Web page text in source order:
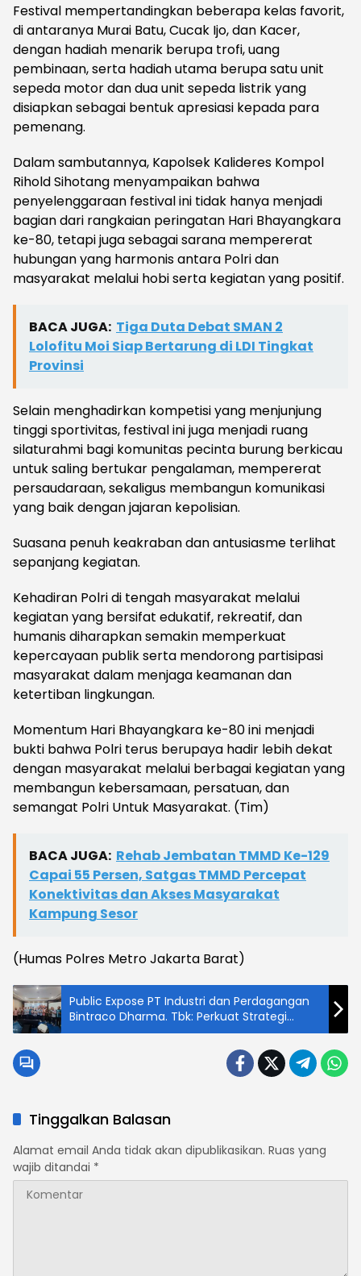
Festival mempertandingkan beberapa kelas favorit,
di antaranya Murai Batu, Cucak Ijo, dan Kacer,
dengan hadiah menarik berupa trofi, uang
pembinaan, serta hadiah utama berupa satu unit
sepeda motor dan dua unit sepeda listrik yang
disiapkan sebagai bentuk apresiasi kepada para
pemenang.
Dalam sambutannya, Kapolsek Kalideres Kompol
Rihold Sihotang menyampaikan bahwa
penyelenggaraan festival ini tidak hanya menjadi
bagian dari rangkaian peringatan Hari Bhayangkara
ke-80, tetapi juga sebagai sarana mempererat
hubungan yang harmonis antara Polri dan
masyarakat melalui hobi serta kegiatan yang positif.
BACA JUGA: Tiga Duta Debat SMAN 2
Lolofitu Moi Siap Bertarung di LDI Tingkat
Provinsi
Selain menghadirkan kompetisi yang menjunjung
tinggi sportivitas, festival ini juga menjadi ruang
silaturahmi bagi komunitas pecinta burung berkicau
untuk saling bertukar pengalaman, mempererat
persaudaraan, sekaligus membangun komunikasi
yang baik dengan jajaran kepolisian.
Suasana penuh keakraban dan antusiasme terlihat
sepanjang kegiatan.
Kehadiran Polri di tengah masyarakat melalui
kegiatan yang bersifat edukatif, rekreatif, dan
humanis diharapkan semakin memperkuat
kepercayaan publik serta mendorong partisipasi
masyarakat dalam menjaga keamanan dan
ketertiban lingkungan.
Momentum Hari Bhayangkara ke-80 ini menjadi
bukti bahwa Polri terus berupaya hadir lebih dekat
dengan masyarakat melalui berbagai kegiatan yang
membangun kebersamaan, persatuan, dan
semangat Polri Untuk Masyarakat. (Tim)
BACA JUGA: Rehab Jembatan TMMD Ke-129
Capai 55 Persen, Satgas TMMD Percepat
Konektivitas dan Akses Masyarakat
Kampung Sesor
(Humas Polres Metro Jakarta Barat)
Public Expose PT Industri dan Perdagangan
Bintraco Dharma. Tbk: Perkuat Strategi
Operasional Otomotif dan Layanan
Terintegrasi di Jawa-Bali pada Tahun 2026
Tinggalkan Balasan
Alamat email Anda tidak akan dipublikasikan. Ruas yang
wajib ditandai *